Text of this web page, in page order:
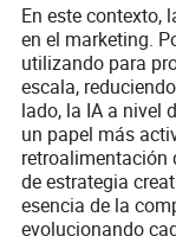
En este contexto,
en el marketing.
utilizando para
escala,
lado, la IA a nivel
un papel más
retroalimentación
de estrategia
esencia de la
evolucionando